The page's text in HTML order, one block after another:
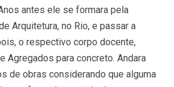
antes ele se formara pela
Arquitetura, no Rio, e passar a
o respectivo corpo docente,
Agregados para concreto. Andara
de obras considerando que alguma